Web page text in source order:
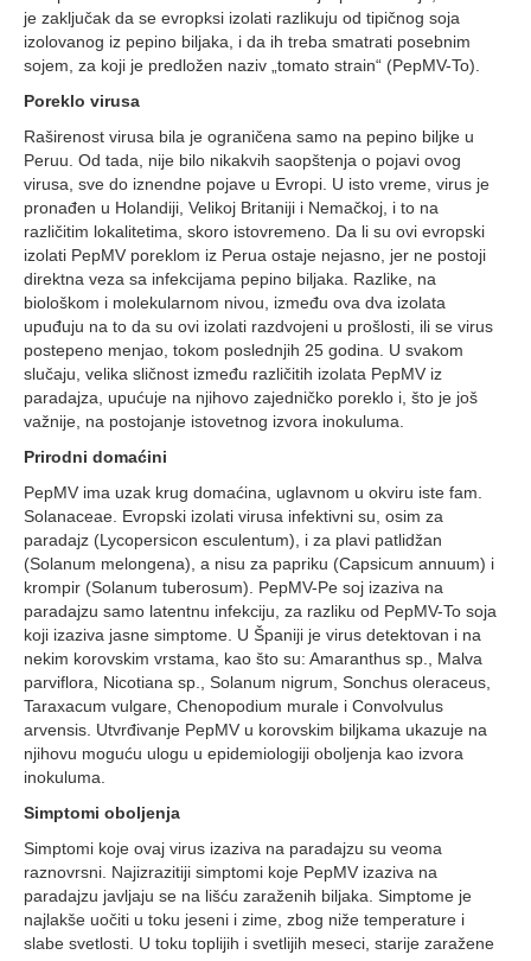
je zaključak da se evropksi izolati razlikuju od tipičnog soja
izolovanog iz pepino biljaka, i da ih treba smatrati posebnim
sojem, za koji je predložen naziv „tomato strain“ (PepMV-To).
Poreklo virusa
Raširenost virusa bila je ograničena samo na pepino biljke u
Peruu. Od tada, nije bilo nikakvih saopštenja o pojavi ovog
virusa, sve do iznendne pojave u Evropi. U isto vreme, virus je
pronađen u Holandiji, Velikoj Britaniji i Nemačkoj, i to na
različitim lokalitetima, skoro istovremeno. Da li su ovi evropski
izolati PepMV poreklom iz Perua ostaje nejasno, jer ne postoji
direktna veza sa infekcijama pepino biljaka. Razlike, na
biološkom i molekularnom nivou, između ova dva izolata
upuđuju na to da su ovi izolati razdvojeni u prošlosti, ili se virus
postepeno menjao, tokom poslednjih 25 godina. U svakom
slučaju, velika sličnost između različitih izolata PepMV iz
paradajza, upućuje na njihovo zajedničko poreklo i, što je još
važnije, na postojanje istovetnog izvora inokuluma.
Prirodni domaćini
PepMV ima uzak krug domaćina, uglavnom u okviru iste fam.
Solanaceae. Evropski izolati virusa infektivni su, osim za
paradajz (Lycopersicon esculentum), i za plavi patlidžan
(Solanum melongena), a nisu za papriku (Capsicum annuum) i
krompir (Solanum tuberosum). PepMV-Pe soj izaziva na
paradajzu samo latentnu infekciju, za razliku od PepMV-To soja
koji izaziva jasne simptome. U Španiji je virus detektovan i na
nekim korovskim vrstama, kao što su: Amaranthus sp., Malva
parviflora, Nicotiana sp., Solanum nigrum, Sonchus oleraceus,
Taraxacum vulgare, Chenopodium murale i Convolvulus
arvensis. Utvrđivanje PepMV u korovskim biljkama ukazuje na
njihovu moguću ulogu u epidemiologiji oboljenja kao izvora
inokuluma.
Simptomi oboljenja
Simptomi koje ovaj virus izaziva na paradajzu su veoma
raznovrsni. Najizrazitiji simptomi koje PepMV izaziva na
paradajzu javljaju se na lišću zaraženih biljaka. Simptome je
najlakše uočiti u toku jeseni i zime, zbog niže temperature i
slabe svetlosti. U toku toplijih i svetlijih meseci, starije zaražene